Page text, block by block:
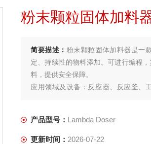
粉末颗粒固体加料
简要描述： 粉末颗粒固体加料器是一
定、持续性的物料添加。可进行编程
料，提供安全保障。
应用领域及设备：反应器、反应釜、
产品型号： Lambda Doser
更新时间： 2026-07-22